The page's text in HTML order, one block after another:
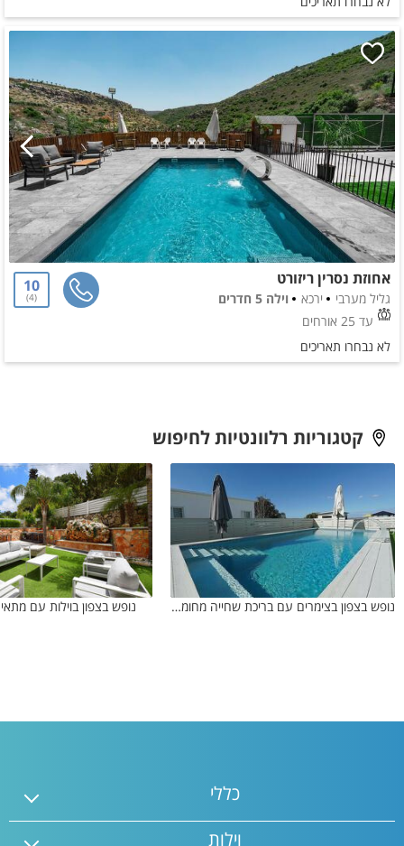
אחוזת נסרין ריזורט
גליל מערבי ירכא
וילה 5 חדרים
עד 25 אורחים
10
4
לא נבחרו תאריכים
קטגוריות רלוונטיות לחיפוש
נופש בצפון בצימרים עם בריכת שחייה מחוממת נופש בצפון בוילות עם
כללי
וילות